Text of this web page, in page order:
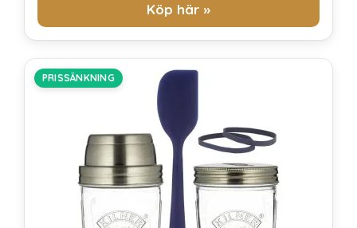
Köp här »
PRISSÄNKNING